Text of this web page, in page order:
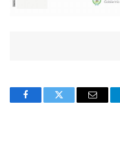
FacebookTwitter Email